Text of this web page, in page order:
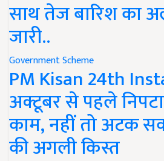
साथ तेज बारिश का
जारी..
Government Scheme
PM Kisan 24th
अक्टूबर से पहले
काम, नहीं तो अटक
की अगली किस्त